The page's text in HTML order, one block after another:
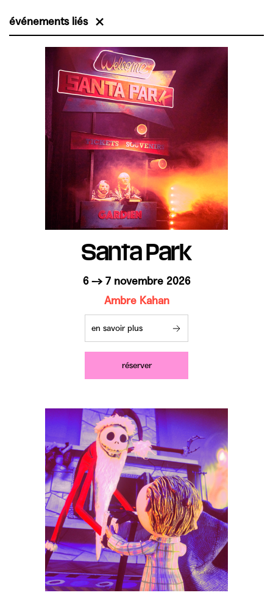
événements liés
Santa Park
6 → 7 novembre 2026
Ambre Kahan
en savoir plus
réserver